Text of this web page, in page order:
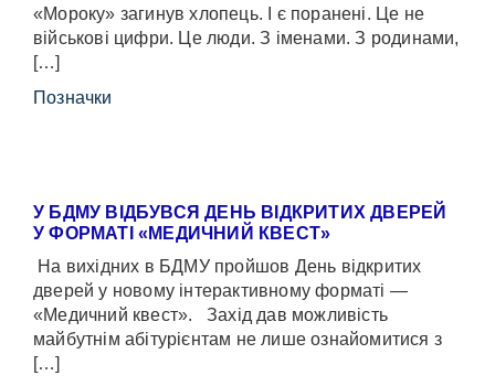
«Мороку» загинув хлопець. І є поранені. Це не
військові цифри. Це люди. З іменами. З родинами,
[…]
Позначки
У БДМУ ВІДБУВСЯ ДЕНЬ ВІДКРИТИХ ДВЕРЕЙ
У ФОРМАТІ «МЕДИЧНИЙ КВЕСТ»
На вихідних в БДМУ пройшов День відкритих
дверей у новому інтерактивному форматі —
«Медичний квест». Захід дав можливість
майбутнім абітурієнтам не лише ознайомитися з
[…]